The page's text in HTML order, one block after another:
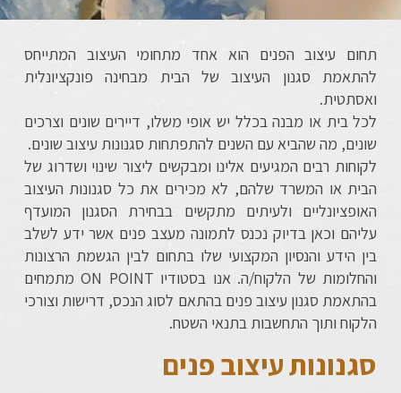
תחום עיצוב הפנים הוא אחד מתחומי העיצוב המתייחס
להתאמת סגנון העיצוב של הבית מבחינה פונקציונלית
ואסתטית.
לכל בית או מבנה בכלל יש אופי משלו, דיירים שונים וצרכים
שונים, מה שהביא עם השנים להתפתחות סגנונות עיצוב שונים.
לקוחות רבים המגיעים אלינו ומבקשים ליצור שינוי ושדרוג של
הבית או המשרד שלהם, לא מכירים את כל סגנונות העיצוב
האופציונליים ולעיתים מתקשים בבחירת הסגנון המועדף
עליהם וכאן בדיוק נכנס לתמונה מעצב פנים אשר ידע לשלב
בין הידע והנסיון המקצועי שלו בתחום לבין הגשמת הרצונות
והחלומות של הלקוח/ה. אנו בסטודיו ON POINT מתמחים
בהתאמת סגנון עיצוב פנים בהתאם לסוג הנכס, דרישות וצורכי
הלקוח ותוך התחשבות בתנאי השטח.
סגנונות עיצוב פנים